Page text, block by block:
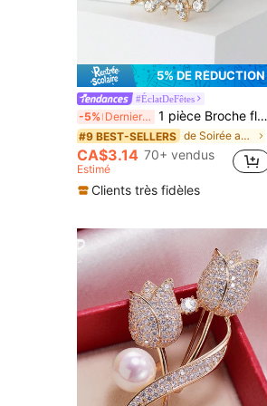
5% DE RÉDUCTION
#ÉclatDeFêtes
-5% Derniers 2 jours 1 pièce Broche fleur en cristal à la mode, convient pour le port quotidien des femmes, cadeau pour la Saint-Valentin, la Fête des Mères
#9 BEST-SELLERS de Soirée au théâtre Sélection spéciale
CA$3.14 70+ vendus
Estimé
Clients très fidèles